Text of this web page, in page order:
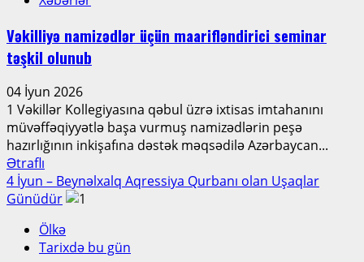
taleyi”
çəkilişləri
başa
Vəkilliyə namizədlər üçün maarifləndirici seminar
təşkil olunub
04 İyun 2026
1 Vəkillər Kollegiyasına qəbul üzrə ixtisas imtahanını
müvəffəqiyyətlə başa vurmuş namizədlərin peşə
hazırlığının inkişafına dəstək məqsədilə Azərbaycan...
Ətraflı
more
about
namizədlər
üçün
4 İyun – Beynəlxalq Aqressiya Qurbanı olan Uşaqlar
Günüdür
Ölkə
Tarixdə bu gün